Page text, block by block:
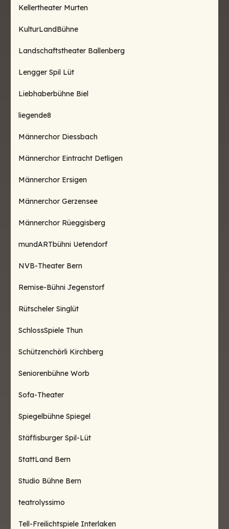
Kellertheater Murten
KulturLandBühne
Landschaftstheater Ballenberg
Lengger Spil Lüt
Liebhaberbühne Biel
liegende8
Männerchor Diessbach
Männerchor Eintracht Detligen
Männerchor Ersigen
Männerchor Gerzensee
Männerchor Rüeggisberg
mundARTbühni Uetendorf
NVB-Theater Bern
Remise-Bühni Jegenstorf
Rütscheler Singlüt
SchlossSpiele Thun
Schützenchörli Kirchberg
Seniorenbühne Worb
Sofa-Theater
Spiegelbühne Spiegel
Stäffisburger Spil-Lüt
StattLand Bern
Studio Bühne Bern
teatrolyssimo
Tell-Freilichtspiele Interlaken